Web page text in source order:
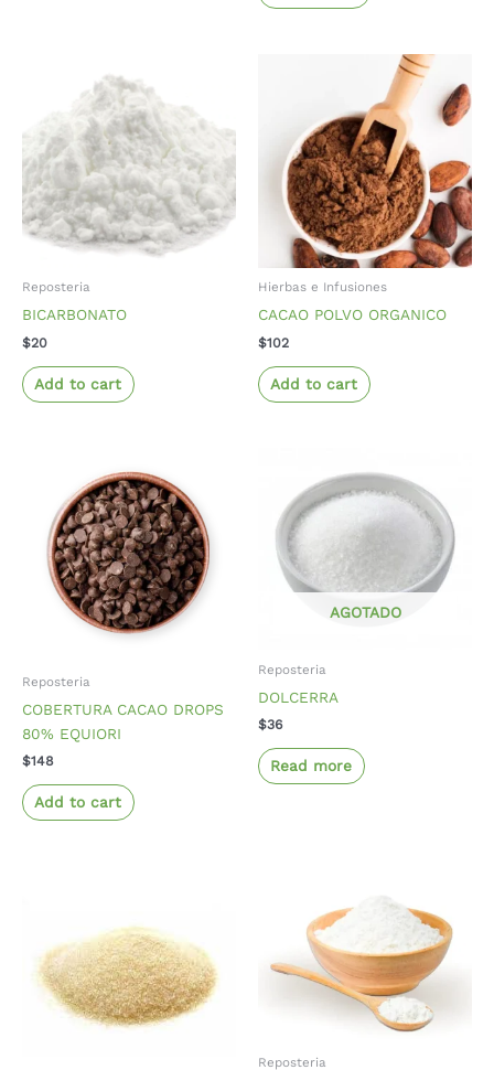
Reposteria
BICARBONATO
$20
Add to cart
Hierbas e Infusiones
CACAO POLVO ORGANICO
$102
Add to cart
Reposteria
COBERTURA CACAO DROPS
80% EQUIORI
$148
Add to cart
AGOTADO
Reposteria
DOLCERRA
$36
Read more
Reposteria